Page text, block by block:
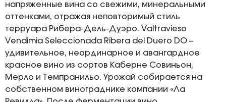
напряженные вина со свежими, минеральными
оттенками, отражая неповторимый стиль
терруара Рибера-Дель-Дуэро. Valtravieso
Vendimia Seleccionada Ribera del Duero DO –
удивительное, неординарное и авангардное
красное вино из сортов Каберне Совиньон,
Мерло и Темпранильо. Урожай собирается на
собственном винограднике компании «Ла